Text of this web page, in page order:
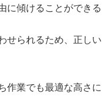
に傾けることができる
せられるため、正しい
作業でも最適な高さに